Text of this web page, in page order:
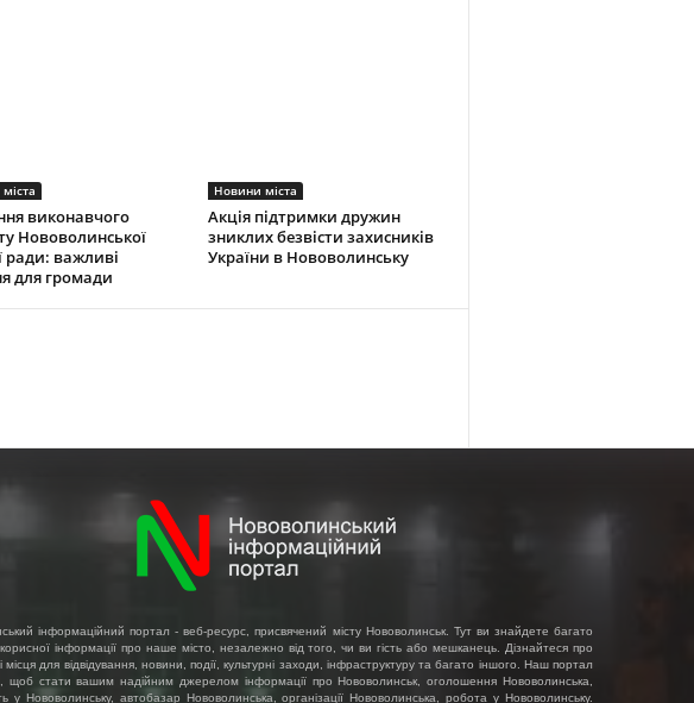
виконавчого
Нововолинської
ради: важливі
для громади
Новини міста
Акція підтримки дружин
зниклих безвісти захисників
України в Нововолинську
інформаційний портал - веб-ресурс, присвячений місту Нововолинськ. Тут ви знайдете багато
корисної інформації про наше місто, незалежно від того, чи ви гість або мешканець. Дізнайтеся про
місця для відвідування, новини, події, культурні заходи, інфраструктуру та багато іншого. Наш портал
щоб стати вашим надійним джерелом інформації про Нововолинськ, оголошення Нововолинська,
у Нововолинську, автобазар Нововолинська, організації Нововолинська, робота у Нововолинську.